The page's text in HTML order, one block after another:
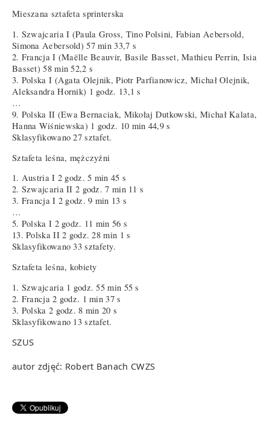
Mieszana sztafeta sprinterska
1. Szwajcaria I (Paula Gross, Tino Polsini, Fabian Aebersold,
Simona Aebersold) 57 min 33,7 s
2. Francja I (Maëlle Beauvir, Basile Basset, Mathieu Perrin, Isia
Basset) 58 min 52,2 s
3. Polska I (Agata Olejnik, Piotr Parfianowicz, Michał Olejnik,
Aleksandra Hornik) 1 godz. 13,1 s
…
9. Polska II (Ewa Bernaciak, Mikołaj Dutkowski, Michał Kalata,
Hanna Wiśniewska) 1 godz. 10 min 44,9 s
Sklasyfikowano 27 sztafet.
Sztafeta leśna, mężczyźni
1. Austria I 2 godz. 5 min 45 s
2. Szwajcaria II 2 godz. 7 min 11 s
3. Francja I 2 godz. 9 min 13 s
…
5. Polska I 2 godz. 11 min 56 s
13. Polska II 2 godz. 28 min 1 s
Sklasyfikowano 33 sztafety.
Sztafeta leśna, kobiety
1. Szwajcaria 1 godz. 55 min 55 s
2. Francja 2 godz. 1 min 37 s
3. Polska 2 godz. 8 min 20 s
Sklasyfikowano 13 sztafet.
SZUS
autor zdjęć: Robert Banach CWZS